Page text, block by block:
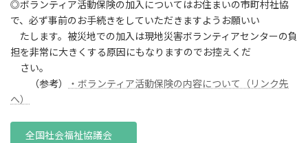
◎ボランティア活動保険の加入についてはお住まいの市町村社協
で、必ず事前のお手続きをしていただきますようお願いい
たします。被災地での加入は現地災害ボランティアセンターの負
担を非常に大きくする原因にもなりますのでお控えくだ
さい。
（参考）
・ボランティア活動保険の内容について（リンク先
へ）
全国社会福祉協議会